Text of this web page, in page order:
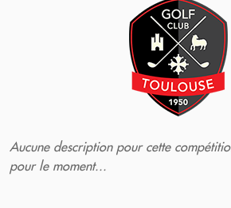
Aucune description pour cette
pour le moment...